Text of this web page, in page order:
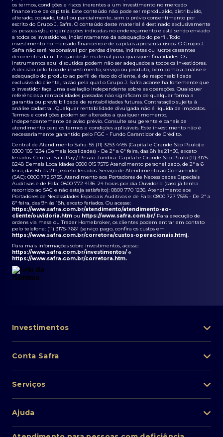
os termos, condições e riscos inerentes a um investimento no mercado
financeiro e de capitais. Este conteúdo não pode ser reproduzido, distribuído,
alterado, copiado, total ou parcialmente, sem o prévio consentimento por
escrito do Grupo J. Safra. O conteúdo deste material é destinado exclusivamente
às pessoas e/ou organizações indicadas no endereçamento e está sendo enviado
a todos os investidores, indistintamente da adequação do perfil. Todo
investimento no mercado financeiro e de capitais apresenta riscos. O Grupo J.
Safra não será responsável por perdas diretas, indiretas ou lucros cessantes
decorrentes da utilização deste material para quaisquer finalidades. Os
instrumentos aqui discutidos podem não ser adequados a todos os investidores.
A decisão pelo tipo de investimento, serviço ou produto, bem como a análise e
adequação do produto ao perfil de risco do cliente, é de responsabilidade
exclusiva do cliente, razão pela qual o Grupo J. Safra aconselha fortemente que
o investidor faça uma avaliação independente sobre as operações. Quaisquer
referências a rentabilidades passadas não significam de qualquer forma a
garantia ou previsibilidade de rentabilidades futuras. Contratação sujeita à
análise cadastral. Qualquer rentabilidade divulgada não é líquida de impostos.
Termos e condições podem ser alterados a qualquer momento,
independentemente de aviso prévio. Consulte seu gerente e canais de
atendimento para os termos e condições aplicáveis. Este investimento não é
necessariamente garantido pelo FGC - Fundo Garantidor de Crédito.
Central de Atendimento Safra: 55 (11) 3253 4455 (Capital e Grande São Paulo) e
0300 105 1234 (Demais localidades) - De 2ª a 6ª feira, das 8h às 21h30, exceto
feriados. Central SafraPay / Pessoa Jurídica: Capital e Grande São Paulo (11) 3175-
8248 Demais Localidades 0300 015 7575 Atendimento personalizado, de 2ª a 6
feira, das 8h às 21h, exceto feriados. Serviço de Atendimento ao Consumidor
(SAC): 0800 772 5755. Atendimento aos Portadores de Necessidades Especiais
Auditivas e de Fala: 0800 772 4136. 24 horas por dia Ouvidoria (caso já tenha
recorrido ao SAC e não esteja satisfeito): 0800 770 1236. Atendimento aos
Portadores de Necessidades Especiais Auditivas e de Fala: 0800 727 7555 - De 2ª a
6ª feira, das 9h às 18h, exceto feriados. Ou acesse:
https://www.safra.com.br/atendimento/atendimento-ao-
cliente/ouvidoria.htm ou https://www.safra.com.br/ Para execução de
ordens via mesa ou Trader Homebroker, os clientes podem entrar em contato
pelo telefone: (11) 3175-7661 (serviço pago, confira os custos em
https://www.safra.com.br/corretora/custos-operacionais.htm).
Para mais informações sobre investimentos, acesse:
https://www.safra.com.br/investimentos/ e
https://www.safra.com.br/corretora.htm.
Investimentos
Lista de fundos de investimento
Private Banking
Renda fixa
Conta Safra
Pessoa Física
Cartões
Empréstimos e financiamentos
Serviços
Perda/roubo de celular
Ajuda
Atendimento ao cliente